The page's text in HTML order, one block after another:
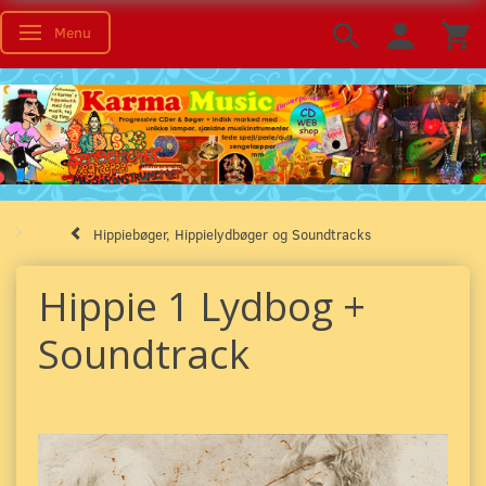
Skifte navigation
Menu
Hippiebøger, Hippielydbøger og Soundtracks
Hippie 1 Lydbog +
Soundtrack